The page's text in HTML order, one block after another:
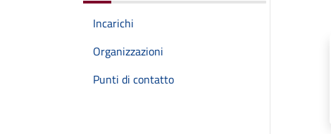
Incarichi
Organizzazioni
Punti di contatto